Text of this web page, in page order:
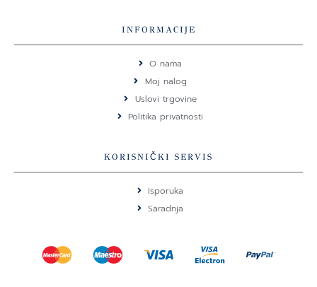
e
b
o
o
k
t
a
g
r
a
m
INFORMACIJE
O nama
Moj nalog
Uslovi trgovine
Politika privatnosti
KORISNIČKI SERVIS
Isporuka
Saradnja